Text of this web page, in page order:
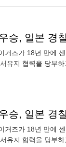
승, 일본 경
거즈가 18년 만에
유지 협력을 당부
승, 일본 경
거즈가 18년 만에
유지 협력을 당부